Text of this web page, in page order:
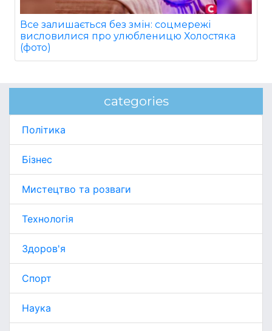
Все залишається без змін: соцмережі
висловилися про улюбленицю Холостяка
(фото)
categories
Політика
Бізнес
Мистецтво та розваги
Технологія
Здоров'я
Спорт
Наука